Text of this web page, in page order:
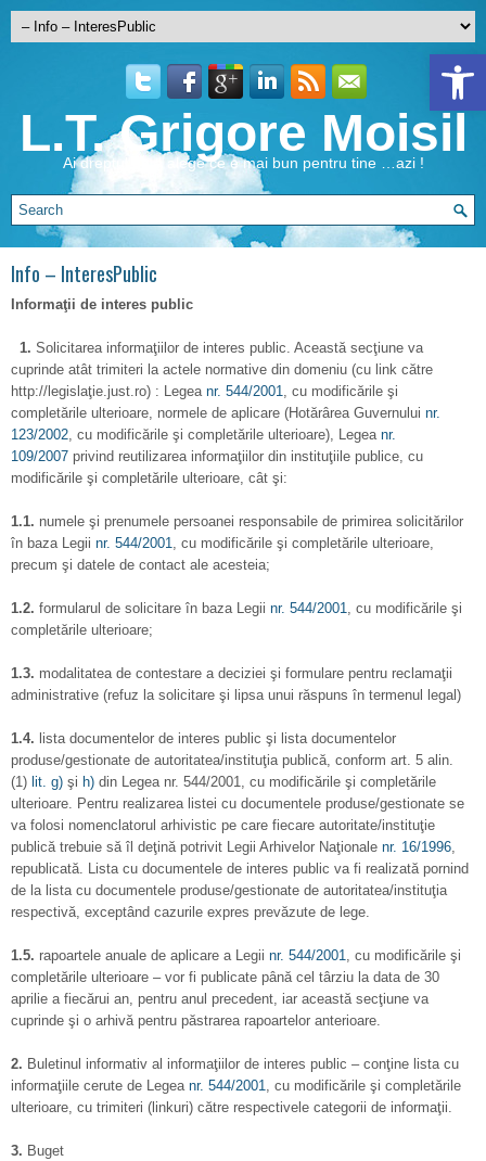
L.T. Grigore Moisil
Ai dreptul de a alege ce e mai bun pentru tine …azi !
Info – InteresPublic
Informaţii de interes public
1. Solicitarea informaţiilor de interes public. Această secţiune va
cuprinde atât trimiteri la actele normative din domeniu (cu link către
http://legislaţie.just.ro) : Legea nr. 544/2001, cu modificările şi
completările ulterioare, normele de aplicare (Hotărârea Guvernului nr.
123/2002, cu modificările şi completările ulterioare), Legea nr.
109/2007 privind reutilizarea informaţiilor din instituţiile publice, cu
modificările şi completările ulterioare, cât şi:
1.1. numele şi prenumele persoanei responsabile de primirea solicitărilor
în baza Legii nr. 544/2001, cu modificările şi completările ulterioare,
precum şi datele de contact ale acesteia;
1.2. formularul de solicitare în baza Legii nr. 544/2001, cu modificările şi
completările ulterioare;
1.3. modalitatea de contestare a deciziei şi formulare pentru reclamaţii
administrative (refuz la solicitare şi lipsa unui răspuns în termenul legal)
1.4. lista documentelor de interes public şi lista documentelor
produse/gestionate de autoritatea/instituţia publică, conform art. 5 alin.
(1) lit. g) şi h) din Legea nr. 544/2001, cu modificările şi completările
ulterioare. Pentru realizarea listei cu documentele produse/gestionate se
va folosi nomenclatorul arhivistic pe care fiecare autoritate/instituţie
publică trebuie să îl deţină potrivit Legii Arhivelor Naţionale nr. 16/1996,
republicată. Lista cu documentele de interes public va fi realizată pornind
de la lista cu documentele produse/gestionate de autoritatea/instituţia
respectivă, exceptând cazurile expres prevăzute de lege.
1.5. rapoartele anuale de aplicare a Legii nr. 544/2001, cu modificările şi
completările ulterioare – vor fi publicate până cel târziu la data de 30
aprilie a fiecărui an, pentru anul precedent, iar această secţiune va
cuprinde şi o arhivă pentru păstrarea rapoartelor anterioare.
2. Buletinul informativ al informaţiilor de interes public – conţine lista cu
informaţiile cerute de Legea nr. 544/2001, cu modificările şi completările
ulterioare, cu trimiteri (linkuri) către respectivele categorii de informaţii.
3. Buget